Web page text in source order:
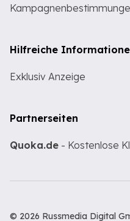
Hilfreiche
Exklusiv Anzeige
Partnerseiten
Quoka.de - Kostenlose
© 2026 Russmedia Digital